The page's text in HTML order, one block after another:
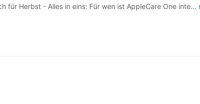
für Herbst - Alles in eins: Für wen ist AppleCare One inte...